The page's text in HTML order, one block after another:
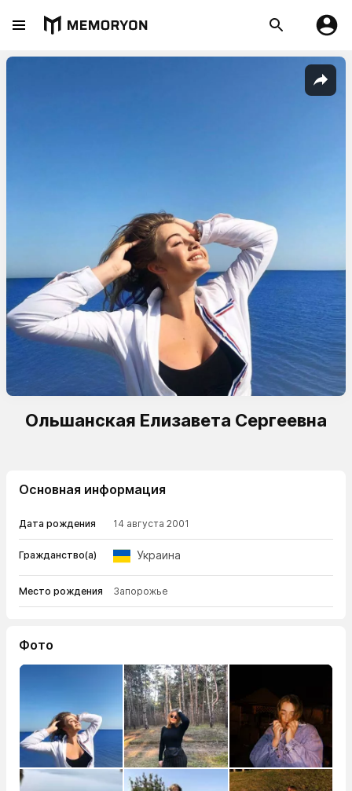
Ольшанская Елизавета Сергеевна
Основная информация
Дата рождения 14 августа 2001
Гражданство(а) Украина
Место рождения Запорожье
Фото